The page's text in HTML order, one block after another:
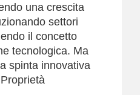
una crescita
settori
il concetto
tecnologica. Ma
spinta innovativa